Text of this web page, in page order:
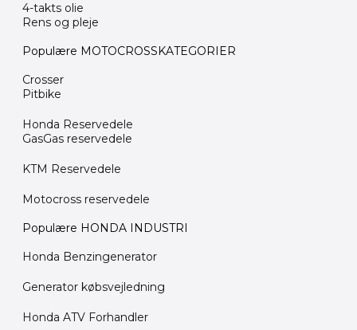
4-takts olie
Rens og pleje
Populære MOTOCROSSKATEGORIER
Crosser
Pitbike
Honda Reservedele
GasGas reservedele
KTM Reservedele
Motocross reservedele
Populære HONDA INDUSTRI
Honda Benzingenerator
Generator købsvejledning
Honda ATV Forhandler